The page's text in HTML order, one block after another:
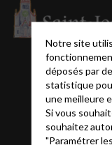
Notre site
déposés par
statistique
une meilleure
Si vous
souhaitez
"Paramétrer